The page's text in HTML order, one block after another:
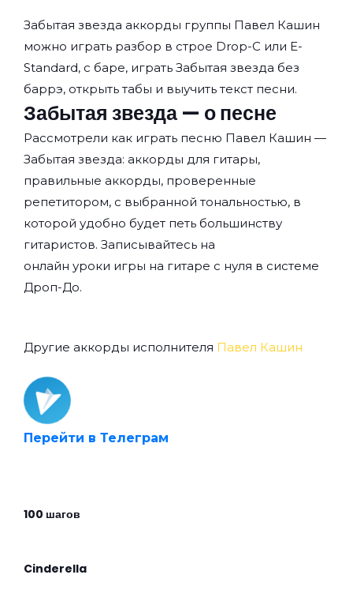
Забытая звезда аккорды группы Павел Кашин
можно играть разбор в строе Drop-C или E-
Standard, с баре, играть Забытая звезда без
баррэ, открыть табы и выучить текст песни.
Забытая звезда — о песне
Рассмотрели как играть песню Павел Кашин —
Забытая звезда: аккорды для гитары,
правильные аккорды, проверенные
репетитором, с выбранной тональностью, в
которой удобно будет петь большинству
гитаристов. Записывайтесь на
онлайн уроки игры на гитаре с нуля в системе
Дроп-До.
Другие аккорды исполнителя Павел Кашин
Перейти в Телеграм
100 шагов
Cinderella